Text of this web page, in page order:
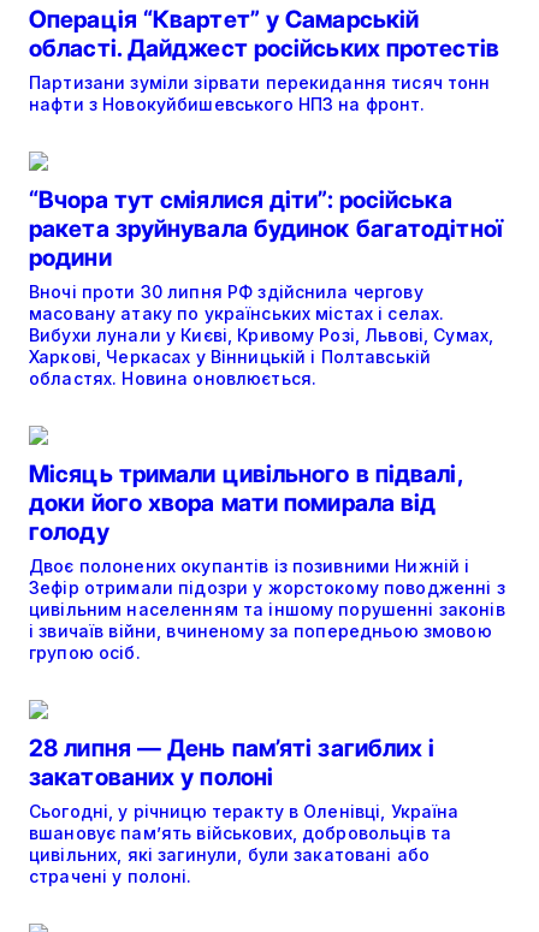
Операція “Квартет” у Самарській
області. Дайджест російських протестів
Партизани зуміли зірвати перекидання тисяч тонн
нафти з Новокуйбишевського НПЗ на фронт.
“Вчора тут сміялися діти”: російська
ракета зруйнувала будинок багатодітної
родини
Вночі проти 30 липня РФ здійснила чергову
масовану атаку по українських містах і селах.
Вибухи лунали у Києві, Кривому Розі, Львові, Сумах,
Харкові, Черкасах у Вінницькій і Полтавській
областях. Новина оновлюється.
Місяць тримали цивільного в підвалі,
доки його хвора мати помирала від
голоду
Двоє полонених окупантів із позивними Нижній і
Зефір отримали підозри у жорстокому поводженні з
цивільним населенням та іншому порушенні законів
і звичаїв війни, вчиненому за попередньою змовою
групою осіб.
28 липня — День пам’яті загиблих і
закатованих у полоні
Сьогодні, у річницю теракту в Оленівці, Україна
вшановує пам’ять військових, добровольців та
цивільних, які загинули, були закатовані або
страчені у полоні.